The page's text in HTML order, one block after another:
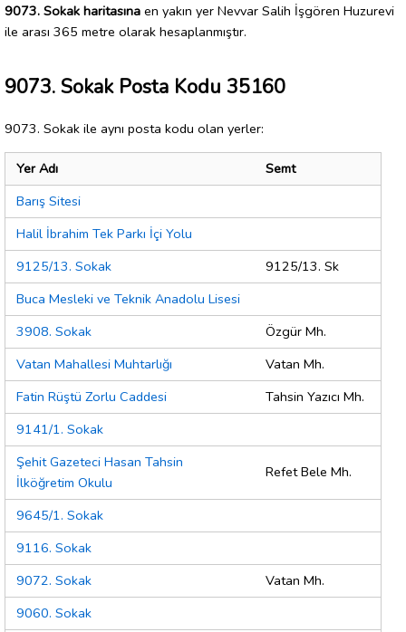
9073. Sokak haritasına en yakın yer Nevvar Salih İşgören Huzurevi
ile arası 365 metre olarak hesaplanmıştır.
9073. Sokak Posta Kodu 35160
9073. Sokak ile aynı posta kodu olan yerler:
Yer Adı
Semt
Barış Sitesi
Halil İbrahim Tek Parkı İçi Yolu
9125/13. Sokak
9125/13. Sk
Buca Mesleki ve Teknik Anadolu Lisesi
3908. Sokak
Özgür Mh.
Vatan Mahallesi Muhtarlığı
Vatan Mh.
Fatin Rüştü Zorlu Caddesi
Tahsin Yazıcı Mh.
9141/1. Sokak
Şehit Gazeteci Hasan Tahsin
İlköğretim Okulu
Refet Bele Mh.
9645/1. Sokak
9116. Sokak
9072. Sokak
Vatan Mh.
9060. Sokak